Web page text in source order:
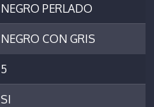
NEGRO PERLADO
NEGRO CON GRIS
5
SI